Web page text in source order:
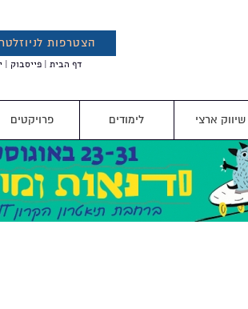
הצטרפות לניוזלטר
דף הבית פייסבוק
שיווק ארצי לימודים פרויקטים